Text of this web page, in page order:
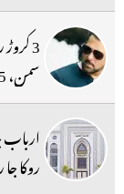
3
سمن، 5 اکتوبر کو عدالت میں پیش ہونے کا حکم
ارباب
روکا